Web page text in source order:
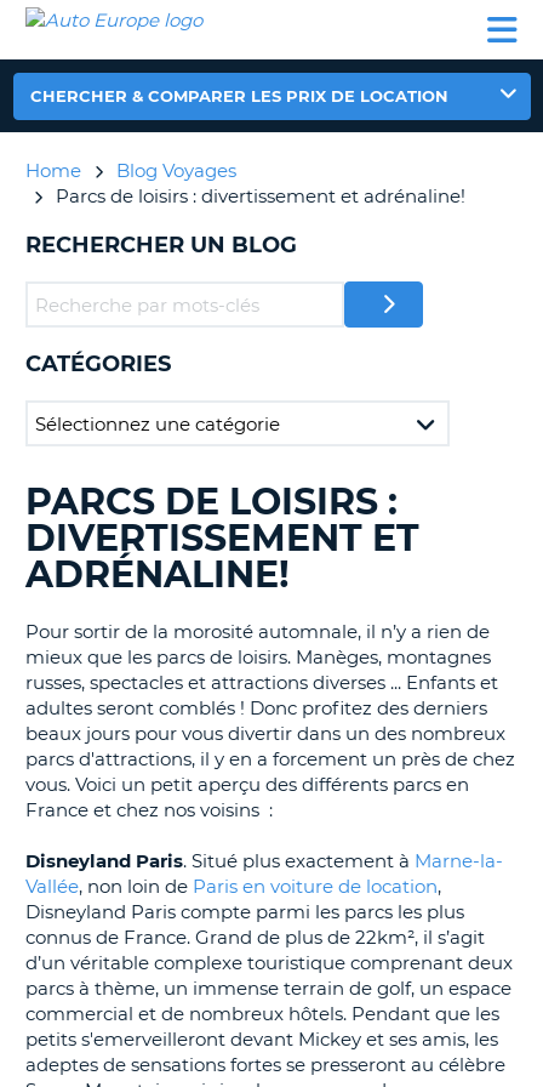
LOCATION
VOITURE
CAMPING-
CAR
CLIENT
AUTO
EUROPE
LOCATION
VOITURE
CAR
PARTENAIRES
CLIENT
COMPTE
GÉRER
MA
CHERCHER & COMPARER LES PRIX DE LOCATION
Home
Blog Voyages
Parcs de loisirs : divertissement et adrénaline!
RECHERCHER UN BLOG
CATÉGORIES
RECHERCHER
DES
BLOGS......
PARCS DE LOISIRS :
DIVERTISSEMENT ET
ADRÉNALINE!
Pour sortir de la morosité automnale, il n’y a rien de
mieux que les parcs de loisirs. Manèges, montagnes
russes, spectacles et attractions diverses ... Enfants et
adultes seront comblés ! Donc profitez des derniers
beaux jours pour vous divertir dans un des nombreux
parcs d'attractions, il y en a forcement un près de chez
vous. Voici un petit aperçu des différents parcs en
France et chez nos voisins :
Disneyland Paris. Situé plus exactement à Marne-la-
Vallée, non loin de Paris en voiture de location,
Disneyland Paris compte parmi les parcs les plus
connus de France. Grand de plus de 22km², il s’agit
d’un véritable complexe touristique comprenant deux
parcs à thème, un immense terrain de golf, un espace
commercial et de nombreux hôtels. Pendant que les
petits s'emerveilleront devant Mickey et ses amis, les
adeptes de sensations fortes se presseront au célèbre